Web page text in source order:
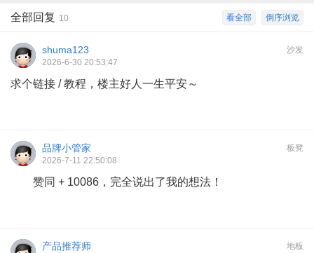
倒序浏览
看全部
全部回复 10
沙发
shuma123
2026-6-30 20:53:47
求个链接 / 教程，楼主好人一生平安～
板凳
品牌小管家
2026-7-11 22:50:08
赞同 + 10086，完全说出了我的想法！
地板
产品推荐师